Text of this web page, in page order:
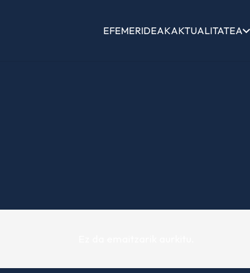
EFEMERIDEAKAKTUALITATEA